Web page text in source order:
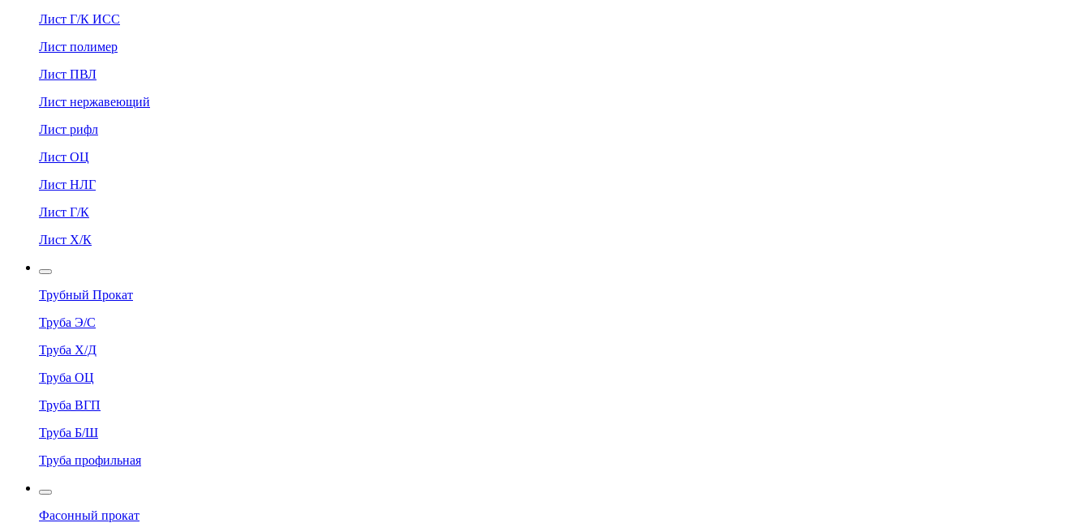
Лист Г/К ИСС
Лист полимер
Лист ПВЛ
Лист нержавеющий
Лист рифл
Лист ОЦ
Лист НЛГ
Лист Г/К
Лист Х/К
Трубный Прокат
Труба Э/С
Труба Х/Д
Труба ОЦ
Труба ВГП
Труба Б/Ш
Труба профильная
Фасонный прокат